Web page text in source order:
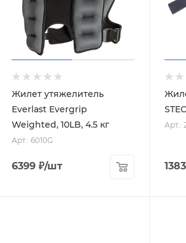
Жилет утяжелитель
Everlast Evergrip
Weighted, 10LB, 4.5 кг
Арт.: 6010G
6399 ₽/шт
Арт.: